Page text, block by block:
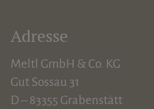
Adresse
Meltl GmbH & Co. KG
Gut Sossau 31
D – 83355 Grabenstätt